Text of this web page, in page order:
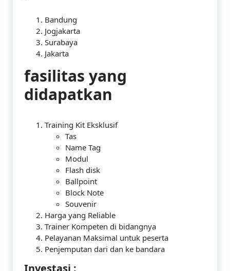
Bandung
Jogjakarta
Surabaya
Jakarta
fasilitas yang
didapatkan
Training Kit Eksklusif
Tas
Name Tag
Modul
Flash disk
Ballpoint
Block Note
Souvenir
Harga yang Reliable
Trainer Kompeten di bidangnya
Pelayanan Maksimal untuk peserta
Penjemputan dari dan ke bandara
Investasi :